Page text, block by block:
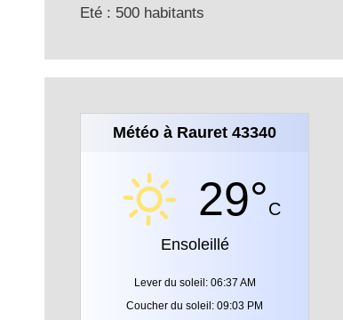
Eté : 500 habitants
Météo à Rauret 43340
29°C
Ensoleillé
Lever du soleil: 06:37 AM
Coucher du soleil: 09:03 PM